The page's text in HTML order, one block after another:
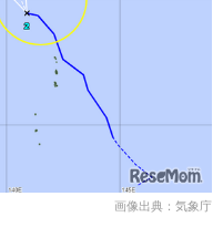
画像出典：気象庁